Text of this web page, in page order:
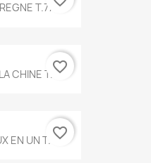
T.778
CHINE T.497
favorite_border
EN UN T.675
favorite_border